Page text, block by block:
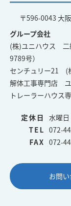
〒596-0043 大
グループ会社
(株)ユニハウス 二
9789号）
センチュリー21 (
解体工事専門店
トレーラーハウス
定休日
水曜日
TEL 072-
FAX 072-
お問